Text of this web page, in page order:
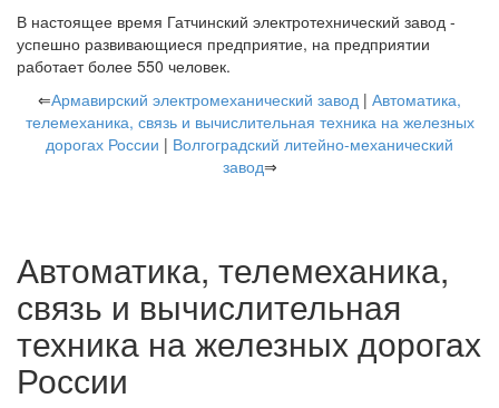
В настоящее время Гатчинский электротехнический завод -
успешно развивающиеся предприятие, на предприятии
работает более 550 человек.
⇐Армавирский электромеханический завод | Автоматика,
телемеханика, связь и вычислительная техника на железных
дорогах России | Волгоградский литейно-механический
завод⇒
Автоматика, телемеханика,
связь и вычислительная
техника на железных дорогах
России